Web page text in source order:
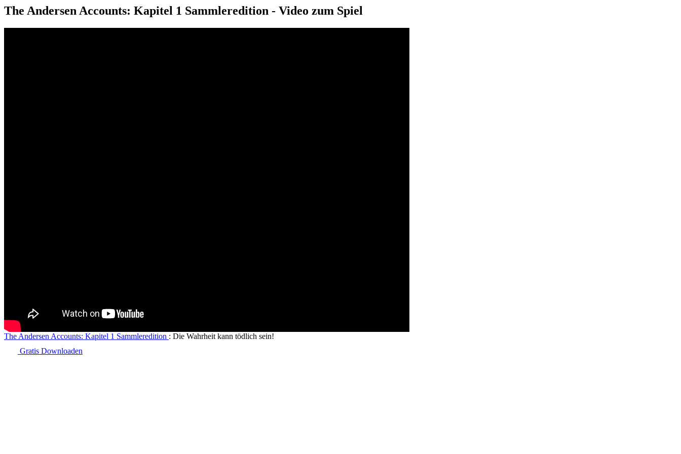
The Andersen Accounts: Kapitel 1 Sammleredition - Video zum Spiel
The Andersen Accounts: Kapitel 1 Sammleredition : Die Wahrheit kann tödlich sein!
Gratis Downloaden